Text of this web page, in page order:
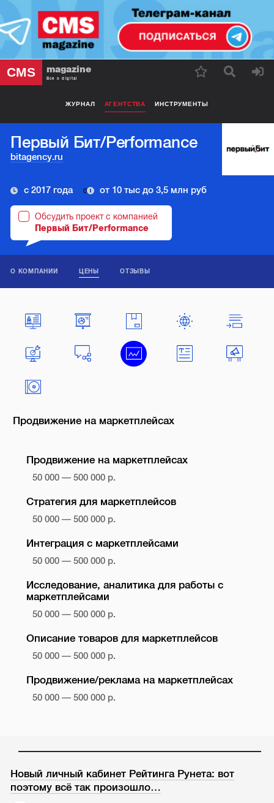
CMS magazine
Все о digital
ЖУРНАЛ АГЕНТСТВА ИНСТРУМЕНТЫ
Первый Бит/Performance
bitagency.ru
с 2017 года 0 от 10 тыс до 3,5 млн руб
Обсудить проект с компанией
Первый Бит/Performance
О КОМПАНИИ ЦЕНЫ ОТЗЫВЫ
Продвижение на маркетплейсах
Продвижение на маркетплейсах
50 000 — 500 000 р.
Стратегия для маркетплейсов
50 000 — 500 000 р.
Интеграция с маркетплейсами
50 000 — 500 000 р.
Исследование, аналитика для работы с
маркетплейсами
50 000 — 500 000 р.
Описание товаров для маркетплейсов
50 000 — 500 000 р.
Продвижение/реклама на маркетплейсах
50 000 — 500 000 р.
Новый личный кабинет Рейтинга Рунета: вот
поэтому всё так произошло…